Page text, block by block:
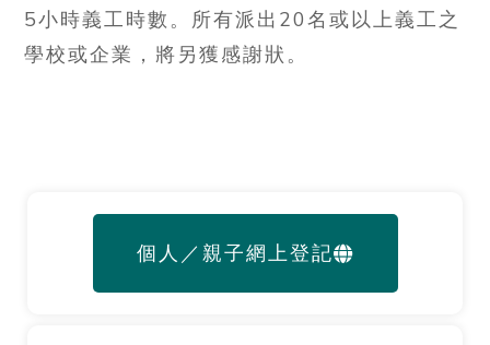
5小時義工時數。所有派出20名或以上義工之
學校或企業，將另獲感謝狀。
個人／親子網上登記